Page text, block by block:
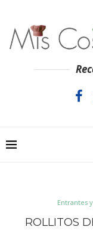
Entrantes
ROLLITOS